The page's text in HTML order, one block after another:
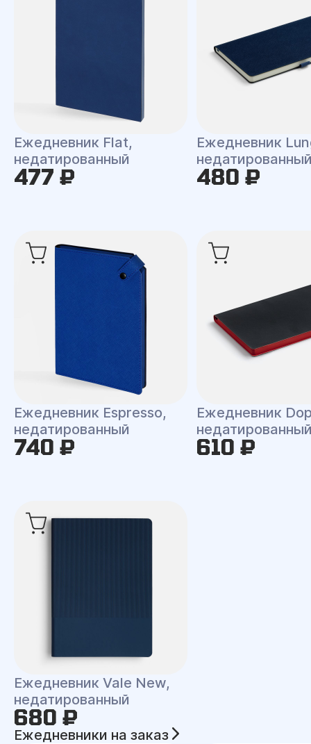
Ежедневник Flat,
недатированный
477 ₽
Ежедневник
480 ₽
Ежедневник Espresso,
недатированный
740 ₽
Ежедневник
610 ₽
Ежедневник Vale New,
недатированный
680 ₽
Ежедневники на заказ